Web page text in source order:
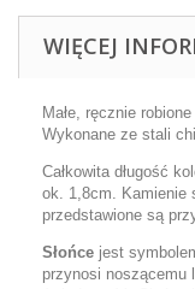
WIĘCEJ
Małe, ręcznie
Wykonane ze stali
Całkowita długość
ok. 1,8cm. Kamienie
przedstawione są
Słońce jest
przynosi noszącemu